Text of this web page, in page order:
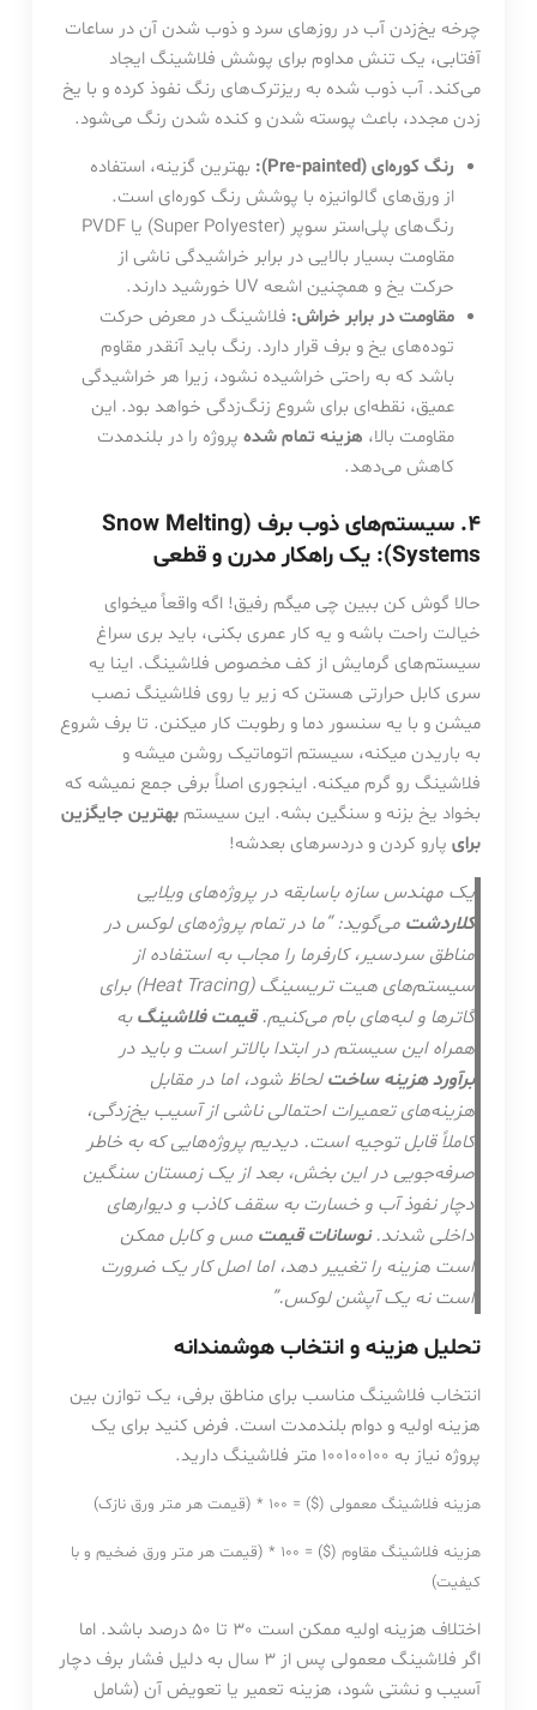
چرخه یخ‌زدن آب در روزهای سرد و ذوب شدن آن در ساعات
آفتابی، یک تنش مداوم برای پوشش فلاشینگ ایجاد
می‌کند. آب ذوب شده به ریزترک‌های رنگ نفوذ کرده و با یخ
زدن مجدد، باعث پوسته شدن و کنده شدن رنگ می‌شود.
رنگ کوره‌ای (Pre-painted):
بهترین گزینه، استفاده
از ورق‌های گالوانیزه با پوشش رنگ کوره‌ای است.
رنگ‌های پلی‌استر سوپر (Super Polyester) یا PVDF
مقاومت بسیار بالایی در برابر خراشیدگی ناشی از
حرکت یخ و همچنین اشعه UV خورشید دارند.
مقاومت در برابر خراش: فلاشینگ در معرض حرکت
توده‌های یخ و برف قرار دارد. رنگ باید آنقدر مقاوم
باشد که به راحتی خراشیده نشود، زیرا هر خراشیدگی
عمیق، نقطه‌ای برای شروع زنگ‌زدگی خواهد بود. این
مقاومت بالا، هزینه تمام شده پروژه را در بلندمدت
کاهش می‌دهد.
۴. سیستم‌های ذوب برف (Snow Melting
Systems): یک راهکار مدرن و قطعی
حالا گوش کن ببین چی میگم رفیق! اگه واقعاً میخوای
خیالت راحت باشه و یه کار عمری بکنی، باید بری سراغ
سیستم‌های گرمایش از کف مخصوص فلاشینگ. اینا یه
سری کابل حرارتی هستن که زیر یا روی فلاشینگ نصب
میشن و با یه سنسور دما و رطوبت کار میکنن. تا برف شروع
به باریدن میکنه، سیستم اتوماتیک روشن میشه و
فلاشینگ رو گرم میکنه. اینجوری اصلاً برفی جمع نمیشه که
بخواد یخ بزنه و سنگین بشه. این سیستم بهترین جایگزین
برایپارو کردن و دردسرهای بعدشه!
یک مهندس سازه باسابقه در پروژه‌های ویلایی
کلاردشت می‌گوید: “ما در تمام پروژه‌های لوکس در
مناطق سردسیر، کارفرما را مجاب به استفاده از
سیستم‌های هیت تریسینگ (Heat Tracing) برای
گاترها و لبه‌های بام می‌کنیم.قیمت فلاشینگبه
همراه این سیستم در ابتدا بالاتر است و باید در
برآورد هزینه ساختلحاظ شود، اما در مقابل
هزینه‌های تعمیرات احتمالی ناشی از آسیب یخ‌زدگی،
کاملاً قابل توجیه است. دیدیم پروژه‌هایی که به خاطر
صرفه‌جویی در این بخش، بعد از یک زمستان سنگین
دچار نفوذ آب و خسارت به سقف کاذب و دیوارهای
داخلی شدند.نوسانات قیمت مس و کابل ممکن
است هزینه را تغییر دهد، اما اصل کار یک ضرورت
است نه یک آپشن لوکس.”
تحلیل هزینه و انتخاب هوشمندانه
انتخاب فلاشینگ مناسب برای مناطق برفی، یک توازن بین
هزینه اولیه و دوام بلندمدت است. فرض کنید برای یک
پروژه نیاز به
100100100 متر فلاشینگ دارید.
هزینه فلاشینگ معمولی ($) = 100 * (قیمت هر متر ورق نازک)
هزینه فلاشینگ مقاوم ($) = 100 * (قیمت هر متر ورق ضخیم و با
کیفیت)
اختلاف هزینه اولیه ممکن است 30 تا 50 درصد باشد. اما
اگر فلاشینگ معمولی پس از 3 سال به دلیل فشار برف دچار
آسیب و نشتی شود، هزینه تعمیر یا تعویض آن (شامل